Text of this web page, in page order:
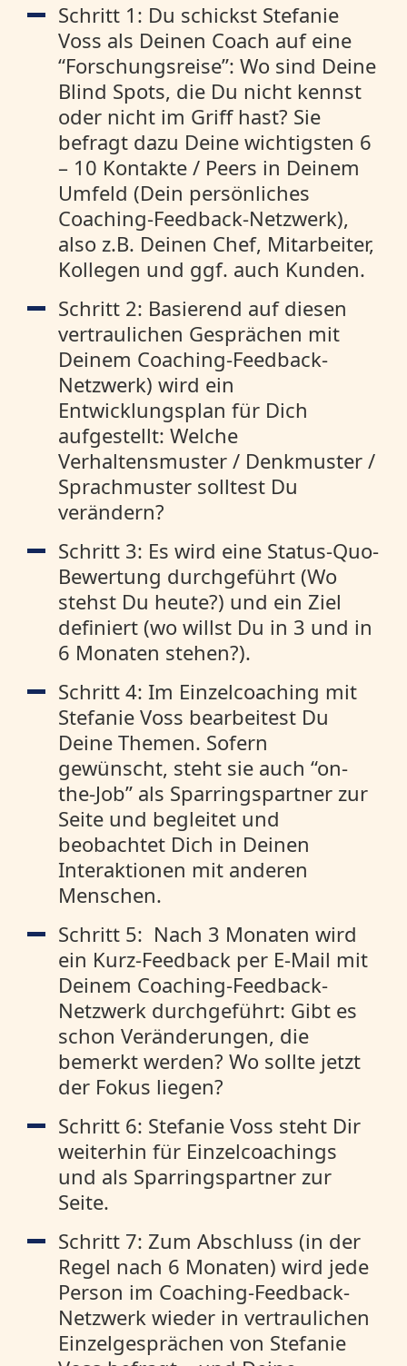
Schritt 1: Du schickst Stefanie
Voss als Deinen Coach auf eine
“Forschungsreise”: Wo sind Deine
Blind Spots, die Du nicht kennst
oder nicht im Griff hast? Sie
befragt dazu Deine wichtigsten 6
– 10 Kontakte / Peers in Deinem
Umfeld (Dein persönliches
Coaching-Feedback-Netzwerk),
also z.B. Deinen Chef, Mitarbeiter,
Kollegen und ggf. auch Kunden.
Schritt 2: Basierend auf diesen
vertraulichen Gesprächen mit
Deinem Coaching-Feedback-
Netzwerk) wird ein
Entwicklungsplan für Dich
aufgestellt: Welche
Verhaltensmuster / Denkmuster /
Sprachmuster solltest Du
verändern?
Schritt 3: Es wird eine Status-Quo-
Bewertung durchgeführt (Wo
stehst Du heute?) und ein Ziel
definiert (wo willst Du in 3 und in
6 Monaten stehen?).
Schritt 4: Im Einzelcoaching mit
Stefanie Voss bearbeitest Du
Deine Themen. Sofern
gewünscht, steht sie auch “on-
the-Job” als Sparringspartner zur
Seite und begleitet und
beobachtet Dich in Deinen
Interaktionen mit anderen
Menschen.
Schritt 5: Nach 3 Monaten wird
ein Kurz-Feedback per E-Mail mit
Deinem Coaching-Feedback-
Netzwerk durchgeführt: Gibt es
schon Veränderungen, die
bemerkt werden? Wo sollte jetzt
der Fokus liegen?
Schritt 6: Stefanie Voss steht Dir
weiterhin für Einzelcoachings
und als Sparringspartner zur
Seite.
Schritt 7: Zum Abschluss (in der
Regel nach 6 Monaten) wird jede
Person im Coaching-Feedback-
Netzwerk wieder in vertraulichen
Einzelgesprächen von Stefanie